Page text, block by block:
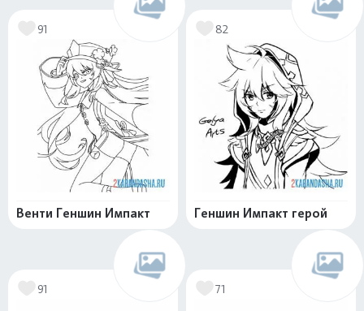
91
Венти Геншин Импакт
82
Геншин Импакт герой
91 71